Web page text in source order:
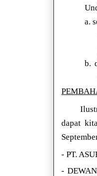
a.
b.
dapat
- PT.
-